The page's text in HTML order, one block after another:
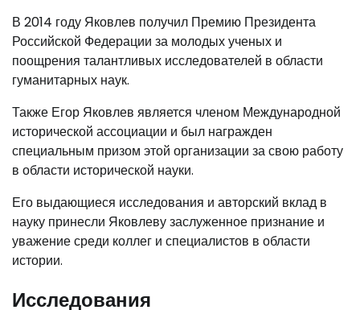
В 2014 году Яковлев получил Премию Президента
Российской Федерации за молодых ученых и
поощрения талантливых исследователей в области
гуманитарных наук.
Также Егор Яковлев является членом Международной
исторической ассоциации и был награжден
специальным призом этой организации за свою работу
в области исторической науки.
Его выдающиеся исследования и авторский вклад в
науку принесли Яковлеву заслуженное признание и
уважение среди коллег и специалистов в области
истории.
Исследования